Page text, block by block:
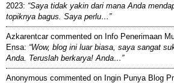
2023: “Saya tidak yakin dari mana Anda
topiknya bagus. Saya perlu…”
Azkarentcarcommented on Info Penerimaan
Ensa: “Wow, blog ini luar biasa, saya sangat
Anda. Teruslah berkarya! Anda…”
Anonymous commented on Ingin Punya Blog